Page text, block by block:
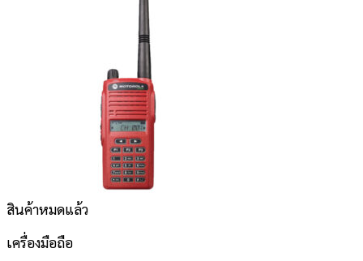
สินค้าหมดแล้ว
เครื่องมือถือ